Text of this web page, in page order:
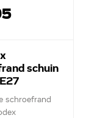
schuin
schroefrand